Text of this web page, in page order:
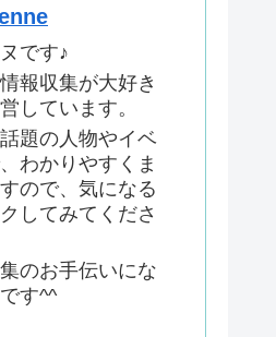
です♪
報収集が大好き
しています。
題の人物やイベ
わかりやすくま
ので、気になる
してみてくださ
のお手伝いにな
す^^